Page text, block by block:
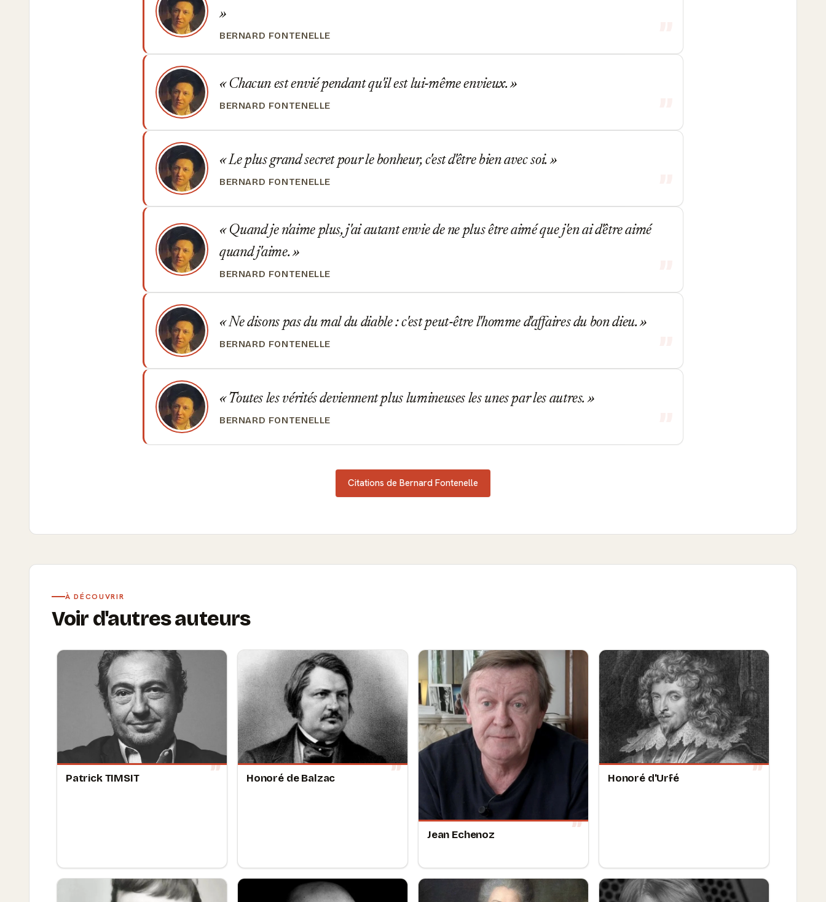
BERNARD FONTENELLE
Chacun est envié pendant qu'il est lui-même envieux.
BERNARD FONTENELLE
Le plus grand secret pour le bonheur, c'est d'être bien avec soi.
BERNARD FONTENELLE
Quand je n'aime plus, j'ai autant envie de ne plus être aimé que j'en ai d'être aimé
quand j'aime.
BERNARD FONTENELLE
Ne disons pas du mal du diable : c'est peut-être l'homme d'affaires du bon dieu.
BERNARD FONTENELLE
Toutes les vérités deviennent plus lumineuses les unes par les autres.
BERNARD FONTENELLE
Citations de Bernard Fontenelle
À DÉCOUVRIR
Voir d'autres auteurs
Patrick TIMSIT Honoré de Balzac
Jean Echenoz
Honoré d'Urfé